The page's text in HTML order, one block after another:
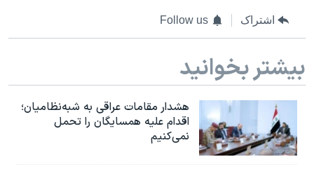
سفر پرزیدنت ترامپ به چین
اشتراک Follow us
بیشتر بخوانید
هشدار مقامات عراقی به شبه‌نظامیان؛
اقدام علیه همسایگان را تحمل
نمی‌کنیم